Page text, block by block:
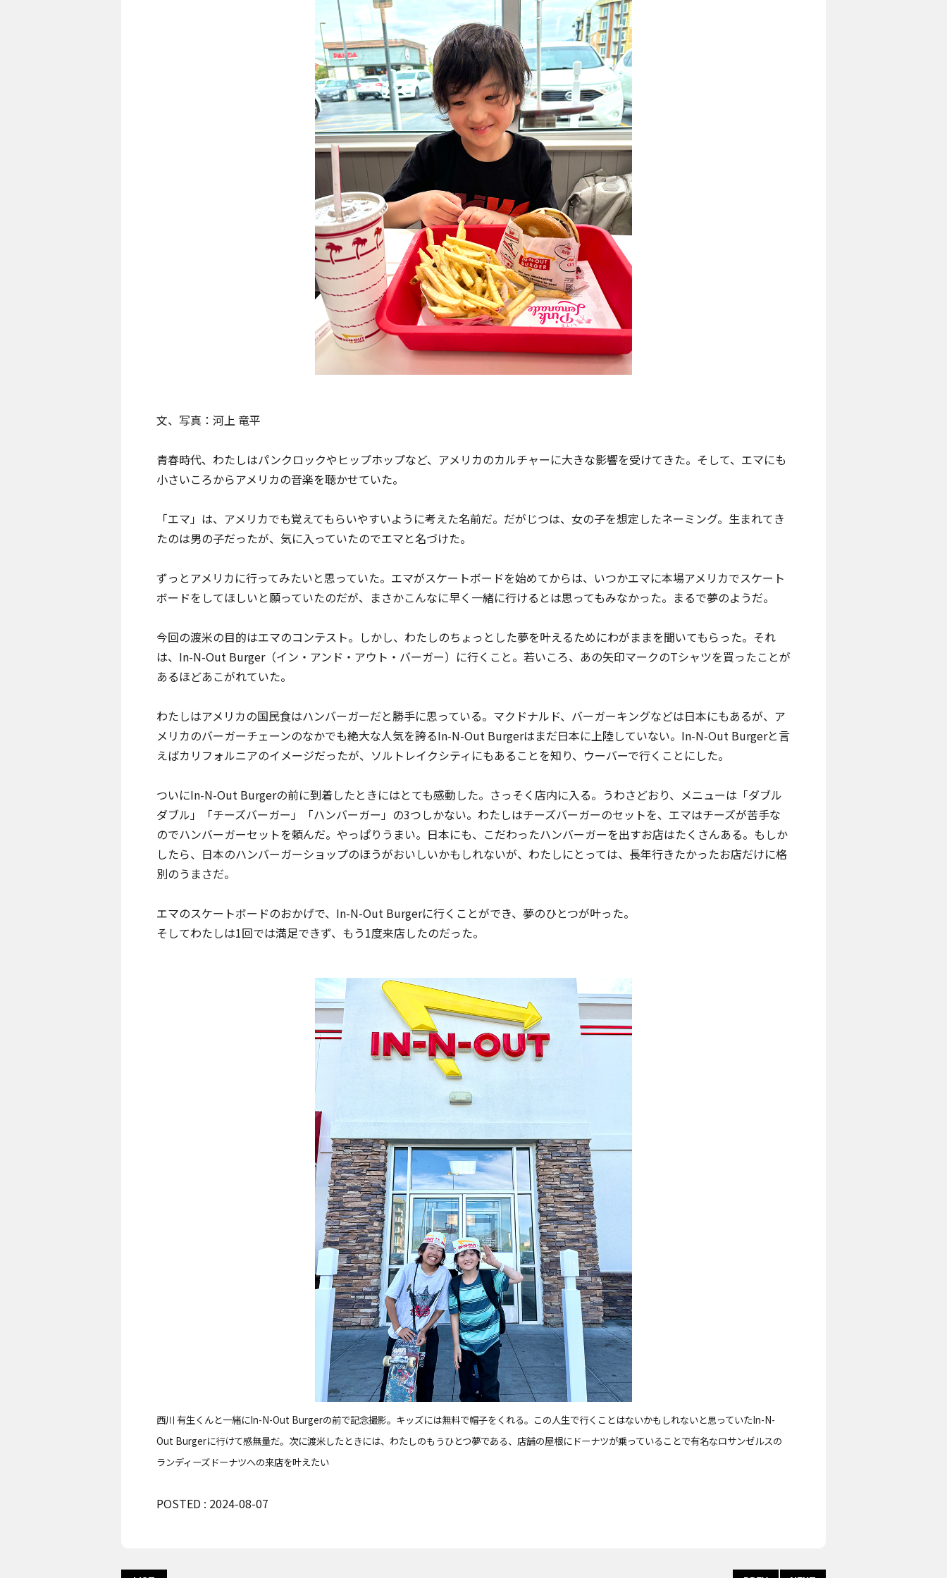
文、写真：河上 竜平
青春時代、わたしはパンクロックやヒップホップなど、アメリカのカルチャーに大きな影響を受けてきた。そして、エマにも
小さいころからアメリカの音楽を聴かせていた。
「エマ」は、アメリカでも覚えてもらいやすいように考えた名前だ。だがじつは、女の子を想定したネーミング。生まれてき
たのは男の子だったが、気に入っていたのでエマと名づけた。
ずっとアメリカに行ってみたいと思っていた。エマがスケートボードを始めてからは、いつかエマに本場アメリカでスケート
ボードをしてほしいと願っていたのだが、まさかこんなに早く一緒に行けるとは思ってもみなかった。まるで夢のようだ。
今回の渡米の目的はエマのコンテスト。しかし、わたしのちょっとした夢を叶えるためにわがままを聞いてもらった。それ
は、In-N-Out Burger（イン・アンド・アウト・バーガー）に行くこと。若いころ、あの矢印マークのTシャツを買ったことが
あるほどあこがれていた。
わたしはアメリカの国民食はハンバーガーだと勝手に思っている。マクドナルド、バーガーキングなどは日本にもあるが、ア
メリカのバーガーチェーンのなかでも絶大な人気を誇るIn-N-Out Burgerはまだ日本に上陸していない。In-N-Out Burgerと言
えばカリフォルニアのイメージだったが、ソルトレイクシティにもあることを知り、ウーバーで行くことにした。
ついにIn-N-Out Burgerの前に到着したときにはとても感動した。さっそく店内に入る。うわさどおり、メニューは「ダブル
ダブル」「チーズバーガー」「ハンバーガー」の3つしかない。わたしはチーズバーガーのセットを、エマはチーズが苦手な
のでハンバーガーセットを頼んだ。やっぱりうまい。日本にも、こだわったハンバーガーを出すお店はたくさんある。もしか
したら、日本のハンバーガーショップのほうがおいしいかもしれないが、わたしにとっては、長年行きたかったお店だけに格
別のうまさだ。
エマのスケートボードのおかげで、In-N-Out Burgerに行くことができ、夢のひとつが叶った。
そしてわたしは1回では満足できず、もう1度来店したのだった。
西川 有生くんと一緒にIn-N-Out Burgerの前で記念撮影。キッズには無料で帽子をくれる。この人生で行くことはないかもしれないと思っていたIn-N-
Out Burgerに行けて感無量だ。次に渡米したときには、わたしのもうひとつ夢である、店舗の屋根にドーナツが乗っていることで有名なロサンゼルスの
ランディーズドーナツへの来店を叶えたい
POSTED : 2024-08-07